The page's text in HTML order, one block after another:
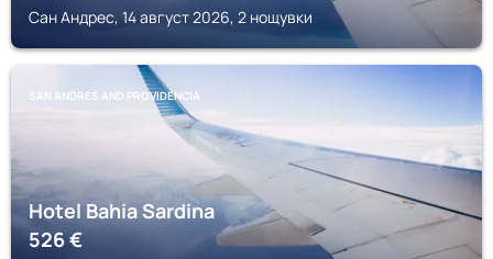
Сан Андрес, 14 август 2026, 2 нощувки
SAN ANDRES AND PROVIDENCIA
Hotel Bahia Sardina
526€